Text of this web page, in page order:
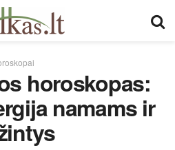
horoskopas:
namams ir